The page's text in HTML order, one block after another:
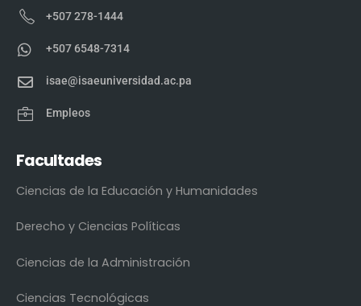
+507 278-1444
+507 6548-7314
isae@isaeuniversidad.ac.pa
Empleos
Facultades
Ciencias de la Educación y Humanidades
Derecho y Ciencias Políticas
Ciencias de la Administración
Ciencias Tecnológicas